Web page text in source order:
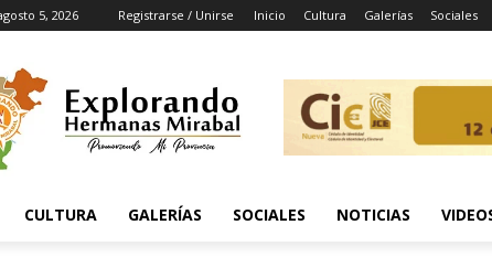
5, 2026 Registrarse / Unirse Inicio Cultura Galerías Sociales
CULTURA GALERÍAS SOCIALES NOTICIAS